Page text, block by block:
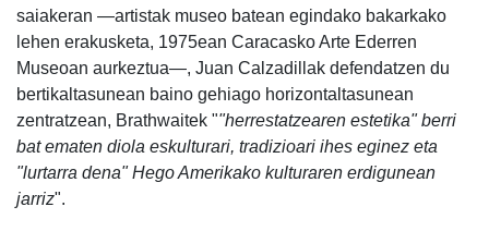
saiakeran —artistak museo batean egindako bakarkako
lehen erakusketa, 1975ean Caracasko Arte Ederren
Museoan aurkeztua—, Juan Calzadillak defendatzen du
bertikaltasunean baino gehiago horizontaltasunean
zentratzean, Brathwaitek ""herrestatzearen estetika" berri
bat ematen diola eskulturari, tradizioari ihes eginez eta
"lurtarra dena" Hego Amerikako kulturaren erdigunean
jarriz".